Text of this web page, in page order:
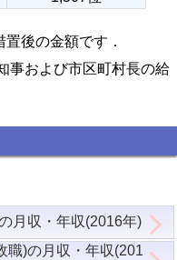
後の金額です．
事および市区町村長の給
月収・年収(2016年)
職)の月収・年収(201